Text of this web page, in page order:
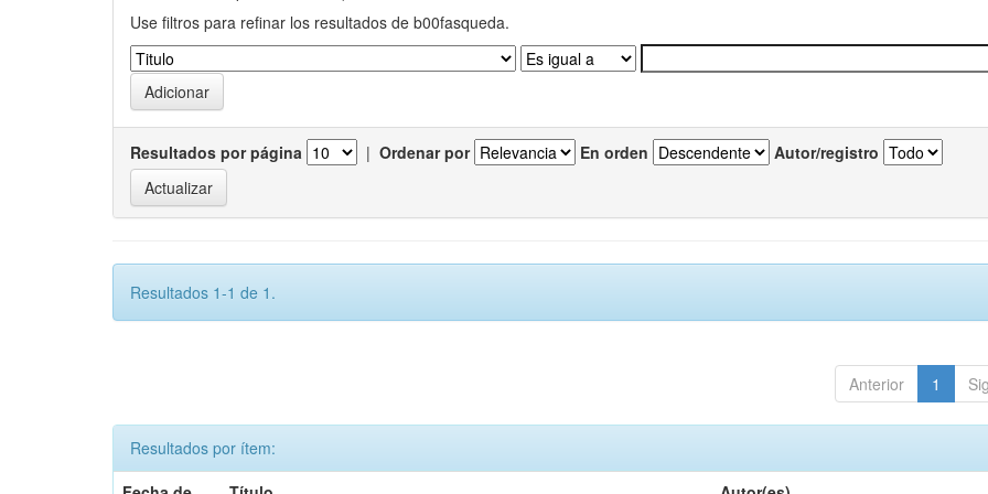
Use filtros para refinar los resultados de b00fasqueda.
Resultados por página | Ordenar por En orden Autor/registro
Resultados 1-1 de 1.
Anterior 1
Resultados por ítem: